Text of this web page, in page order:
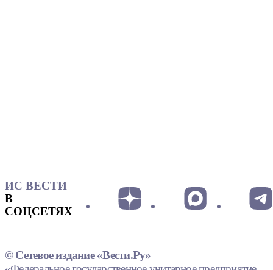
ИС ВЕСТИ
В
СОЦСЕТЯХ
© Сетевое издание «Вести.Ру»